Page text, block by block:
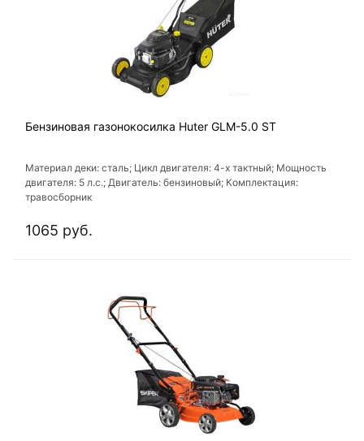
Бензиновая газонокосилка Huter GLM-5.0 ST
Материал деки: сталь; Цикл двигателя: 4-х тактный; Мощность
двигателя: 5 л.с.; Двигатель: бензиновый; Комплектация:
травосборник
1065 руб.